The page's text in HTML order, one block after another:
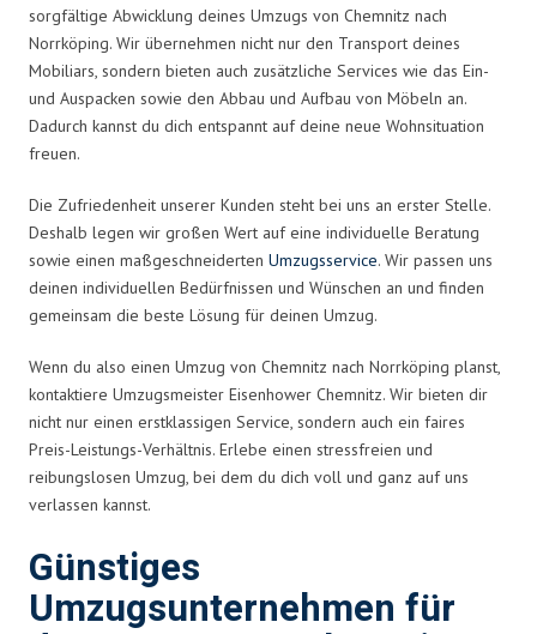
sorgfältige Abwicklung deines Umzugs von Chemnitz nach
Norrköping. Wir übernehmen nicht nur den Transport deines
Mobiliars, sondern bieten auch zusätzliche Services wie das Ein-
und Auspacken sowie den Abbau und Aufbau von Möbeln an.
Dadurch kannst du dich entspannt auf deine neue Wohnsituation
freuen.
Die Zufriedenheit unserer Kunden steht bei uns an erster Stelle.
Deshalb legen wir großen Wert auf eine individuelle Beratung
sowie einen maßgeschneiderten Umzugsservice. Wir passen uns
deinen individuellen Bedürfnissen und Wünschen an und finden
gemeinsam die beste Lösung für deinen Umzug.
Wenn du also einen Umzug von Chemnitz nach Norrköping planst,
kontaktiere Umzugsmeister Eisenhower Chemnitz. Wir bieten dir
nicht nur einen erstklassigen Service, sondern auch ein faires
Preis-Leistungs-Verhältnis. Erlebe einen stressfreien und
reibungslosen Umzug, bei dem du dich voll und ganz auf uns
verlassen kannst.
Günstiges
Umzugsunternehmen für